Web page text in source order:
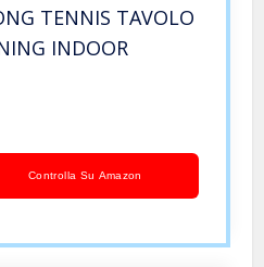
TENNIS TAVOLO
INDOOR
Controlla Su Amazon